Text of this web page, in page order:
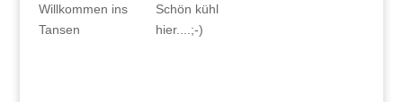
Willkommen ins
Tansen
Schön kühl
hier....;-)